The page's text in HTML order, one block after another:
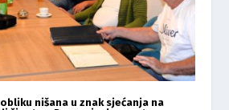
nišana u znak sjećanja na